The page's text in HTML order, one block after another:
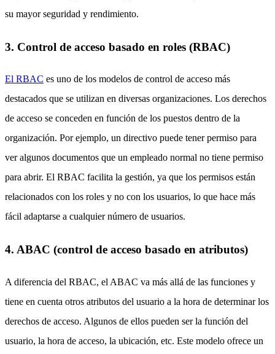
su mayor seguridad y rendimiento.
3. Control de acceso basado en roles (RBAC)
El RBAC es uno de los modelos de control de acceso más
destacados que se utilizan en diversas organizaciones. Los derechos
de acceso se conceden en función de los puestos dentro de la
organización. Por ejemplo, un directivo puede tener permiso para
ver algunos documentos que un empleado normal no tiene permiso
para abrir. El RBAC facilita la gestión, ya que los permisos están
relacionados con los roles y no con los usuarios, lo que hace más
fácil adaptarse a cualquier número de usuarios.
4. ABAC (control de acceso basado en atributos)
A diferencia del RBAC, el ABAC va más allá de las funciones y
tiene en cuenta otros atributos del usuario a la hora de determinar los
derechos de acceso. Algunos de ellos pueden ser la función del
usuario, la hora de acceso, la ubicación, etc. Este modelo ofrece un